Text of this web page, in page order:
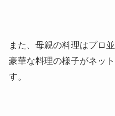
また、母親の料理はプロ
豪華な料理の様子がネッ
す。